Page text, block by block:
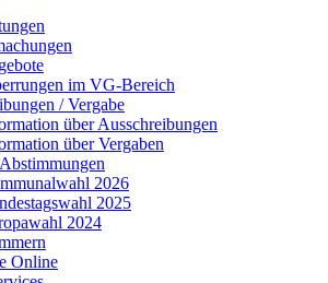
im VG-Bereich
/ Vergabe
über Ausschreibungen
über Vergaben
2026
2025
2024
Online